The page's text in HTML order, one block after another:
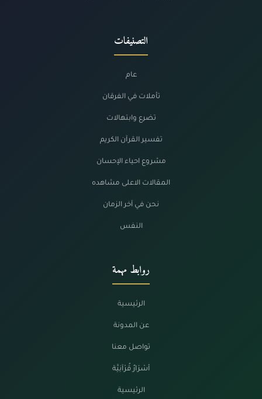
التصنيفات
عام
تأملات في الفرقان
تضرع وابتهالات
تفسير القرآن الكريم
مشروع احياء الإحسان
المقالات الاعلى مشاهده
نحن في آخر الزمان
النفس
روابط مهمة
الرئيسية
عن المدونة
تواصل معنا
أسْرَارٌ قُرْآنِيَّة
الرئيسية